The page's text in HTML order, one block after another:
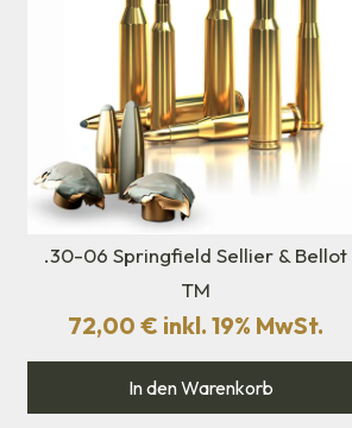
.30-06 Springfield Sellier & Bellot
TM
72,00€ inkl. 19% MwSt.
In den Warenkorb